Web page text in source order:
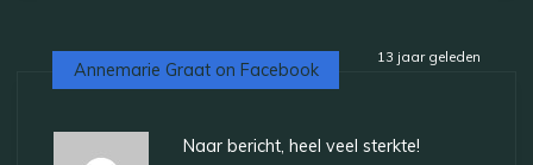
13 jaar geleden
Annemarie Graat on Facebook
Naar bericht, heel veel sterkte!